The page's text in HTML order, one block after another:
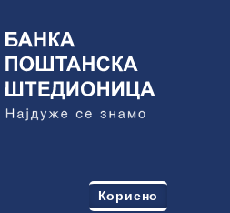
Корисно